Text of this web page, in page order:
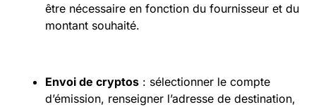
être nécessaire en fonction du fournisseur et du
montant souhaité.
Envoi de cryptos : sélectionner le compte
d’émission, renseigner l’adresse de destination,